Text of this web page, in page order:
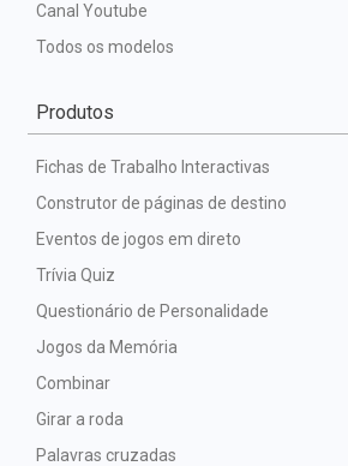
Canal Youtube
Todos os modelos
Produtos
Fichas de Trabalho Interactivas
Construtor de páginas de destino
Eventos de jogos em direto
Trívia Quiz
Questionário de Personalidade
Jogos da Memória
Combinar
Girar a roda
Palavras cruzadas